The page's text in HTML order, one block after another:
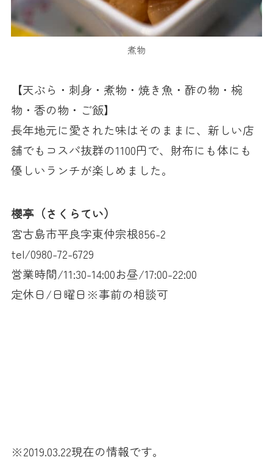
煮物
【天ぷら・刺身・煮物・焼き魚・酢の物・椀
物・香の物・ご飯】
長年地元に愛された味はそのままに、新しい店
舗でもコスパ抜群の1100円で、財布にも体にも
優しいランチが楽しめました。
櫻亭（さくらてい）
宮古島市平良字東仲宗根856-2
tel/0980-72-6729
営業時間/11:30-14:00お昼/17:00-22:00
定休日/日曜日※事前の相談可
※2019.03.22現在の情報です。